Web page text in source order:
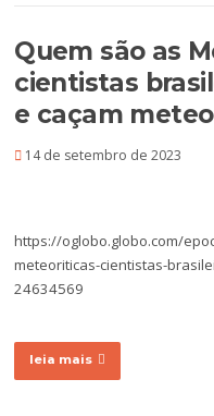
Quem são as
cientistas
e caçam
14 de setembro de 2023
https://oglobo.globo.com/
meteoriticas-cientistas-
24634569
leia mais